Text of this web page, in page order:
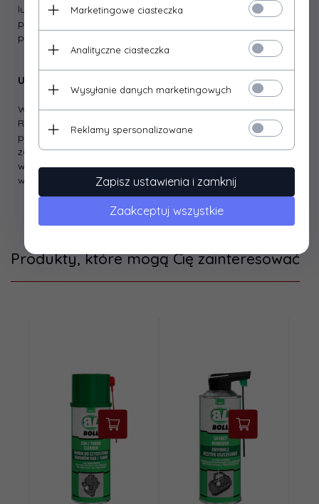
lub czystej szmatki nasączonej zmywaczem. W razie
potrzeby czynność powtórzyć. Po odtłuszczeniu
powierzchni pozostałość zmywacza odparowuje.
Uwagi
Wszystkie dane techniczne są wartościami orientacyjnymi.
Radzimy przetestować materiał aby upewnić się co do
przydatności w określonym zastosowaniu. Producent
zastrzega sobie prawo do poprawiania produktu i zmiany
warunków technicznych z możliwością dokonania zmian
wewnątrz specyfikacji.
Produkty, które mogą Cię zainteresować
Marketingowe ciasteczka
Analityczne ciasteczka
Wysyłanie danych marketingowych
Reklamy spersonalizowane
Zapisz ustawienia i zamknij
Zaakceptuj wszystkie